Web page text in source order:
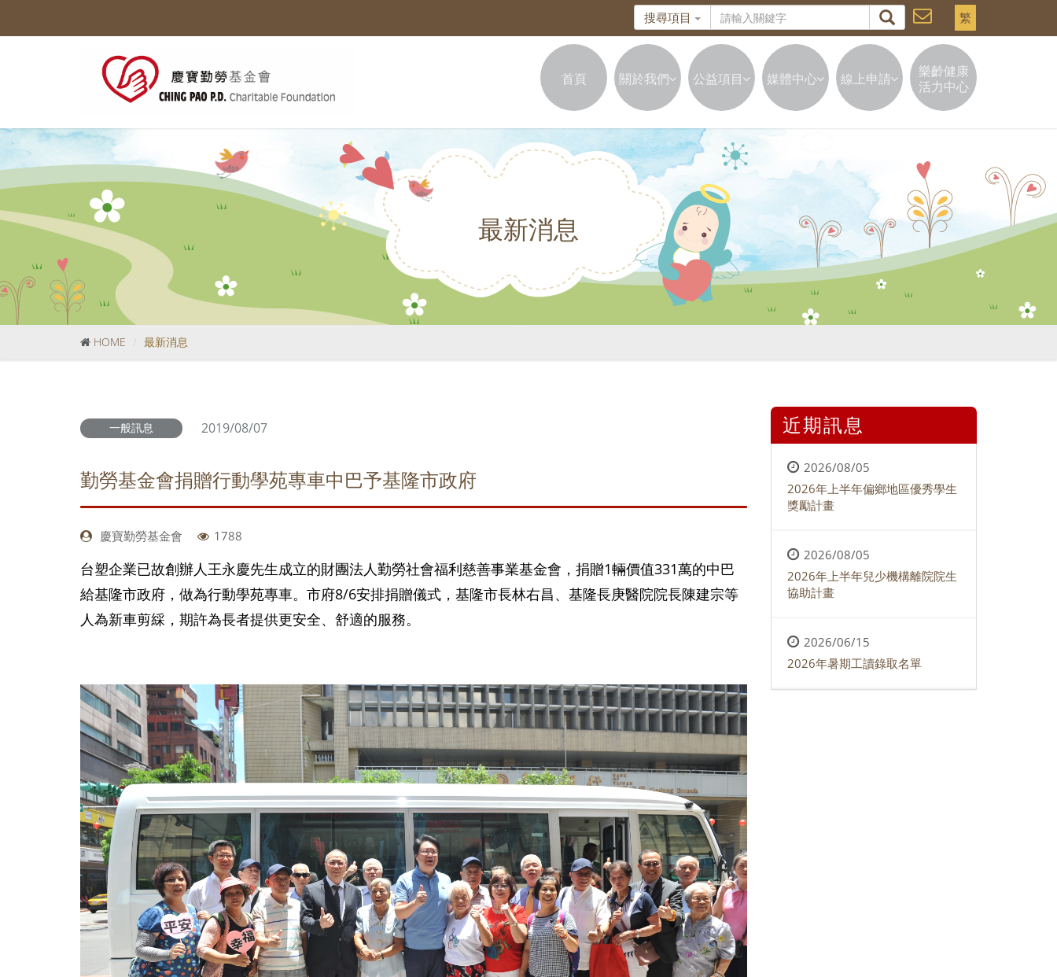
繁
搜尋項目
首頁 關於我們 公益項目 媒體中心 線上申請
樂齡健康
活力中心
最新消息
HOME 最新消息
一般訊息 2019/08/07
勤勞基金會捐贈行動學苑專車中巴予基隆市政府
慶寶勤勞基金會 1788
台塑企業已故創辦人王永慶先生成立的財團法人勤勞社會福利慈善事業基金會，捐贈1輛價值331萬的中巴
給基隆市政府，做為行動學苑專車。市府8/6安排捐贈儀式，基隆市長林右昌、基隆長庚醫院院長陳建宗等
人為新車剪綵，期許為長者提供更安全、舒適的服務。
近期訊息
2026/08/05
2026年上半年偏鄉地區優秀學生
獎勵計畫
2026/08/05
2026年上半年兒少機構離院院生
協助計畫
2026/06/15
2026年暑期工讀錄取名單